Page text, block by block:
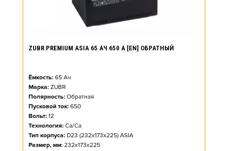
ZUBR PREMIUM ASIA 65 АЧ 650 А [EN] ОБРАТНЫЙ
Ёмкость: 65 Ач
Марка: ZUBR
Полярность: Обратная
Пусковой ток: 650
Вольт: 12
Технология: Ca/Ca
Тип корпуса: D23 (232x173x225) ASIA
Размер, мм: 232x173x225